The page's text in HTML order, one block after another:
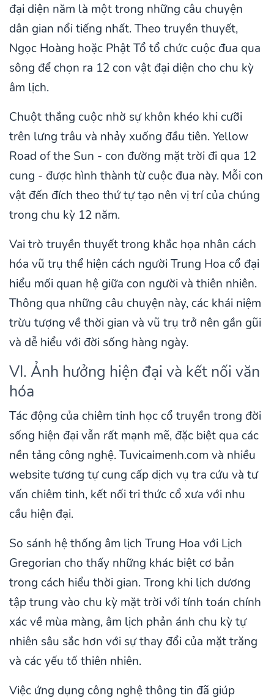
đại diện năm là một trong những câu chuyện
dân gian nổi tiếng nhất. Theo truyền thuyết,
Ngọc Hoàng hoặc Phật Tổ tổ chức cuộc đua qua
sông để chọn ra 12 con vật đại diện cho chu kỳ
âm lịch.
Chuột thắng cuộc nhờ sự khôn khéo khi cưỡi
trên lưng trâu và nhảy xuống đầu tiên. Yellow
Road of the Sun - con đường mặt trời đi qua 12
cung - được hình thành từ cuộc đua này. Mỗi con
vật đến đích theo thứ tự tạo nên vị trí của chúng
trong chu kỳ 12 năm.
Vai trò truyền thuyết trong khắc họa nhân cách
hóa vũ trụ thể hiện cách người Trung Hoa cổ đại
hiểu mối quan hệ giữa con người và thiên nhiên.
Thông qua những câu chuyện này, các khái niệm
trừu tượng về thời gian và vũ trụ trở nên gần gũi
và dễ hiểu với đời sống hàng ngày.
VI. Ảnh hưởng hiện đại và kết nối văn
hóa
Tác động của chiêm tinh học cổ truyền trong đời
sống hiện đại vẫn rất mạnh mẽ, đặc biệt qua các
nền tảng công nghệ. Tuvicaimenh.com và nhiều
website tương tự cung cấp dịch vụ tra cứu và tư
vấn chiêm tinh, kết nối tri thức cổ xưa với nhu
cầu hiện đại.
So sánh hệ thống âm lịch Trung Hoa với Lịch
Gregorian cho thấy những khác biệt cơ bản
trong cách hiểu thời gian. Trong khi lịch dương
tập trung vào chu kỳ mặt trời với tính toán chính
xác về mùa màng, âm lịch phản ánh chu kỳ tự
nhiên sâu sắc hơn với sự thay đổi của mặt trăng
và các yếu tố thiên nhiên.
Việc ứng dụng công nghệ thông tin đã giúp